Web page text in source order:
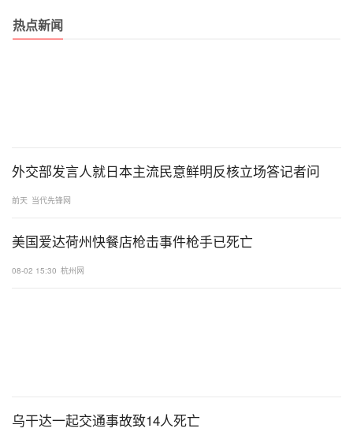
热点新闻
外交部发言人就日本主流民意鲜明反核立场答记者问
前天 当代先锋网
美国爱达荷州快餐店枪击事件枪手已死亡
08-02 15:30 杭州网
乌干达一起交通事故致14人死亡